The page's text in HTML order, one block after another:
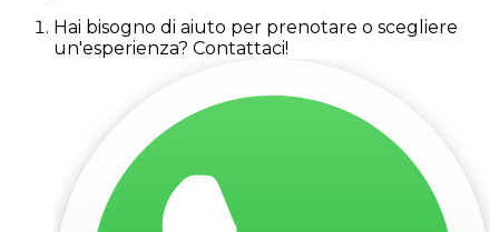
Hai bisogno di aiuto per prenotare o scegliere
un'esperienza? Contattaci!